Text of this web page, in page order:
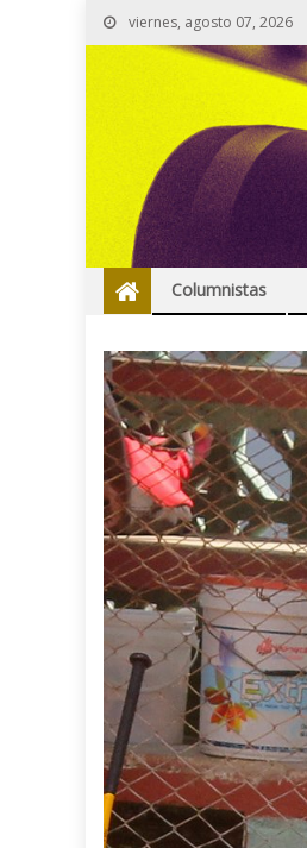
viernes, agosto 07, 2026
Columnistas